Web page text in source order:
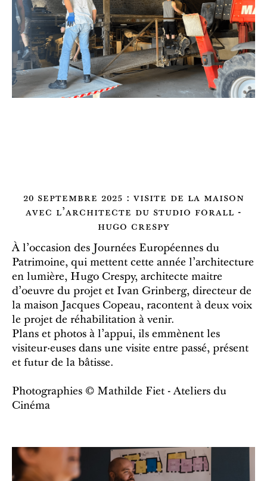
20 septembre 2025 : visite de la maison
avec l'architecte du studio forall -
hugo crespy
À l'occasion des Journées Européennes du
Patrimoine, qui mettent cette année l'architecture
en lumière, Hugo Crespy, architecte maitre
d'oeuvre du projet et Ivan Grinberg, directeur de
la maison Jacques Copeau, racontent à deux voix
le projet de réhabilitation à venir.
Plans et photos à l'appui, ils emmènent les
visiteur·euses dans une visite entre passé, présent
et futur de la bâtisse.
Photographies © Mathilde Fiet - Ateliers du
Cinéma